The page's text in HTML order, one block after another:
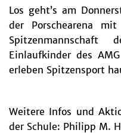
Los geht’s am
der Porschearena
Einlaufkinder des
erleben Spitzensport
Weitere Infos und
der Schule: Philipp M.